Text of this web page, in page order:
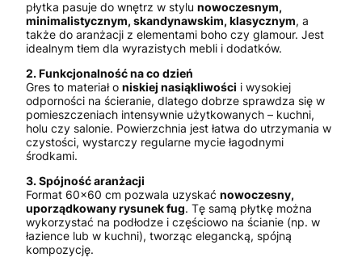
płytka pasuje do wnętrz w stylu nowoczesnym,
minimalistycznym, skandynawskim, klasycznym, a
także do aranżacji z elementami boho czy glamour. Jest
idealnym tłem dla wyrazistych mebli i dodatków.
2. Funkcjonalność na co dzień
Gres to materiał o niskiej nasiąkliwości i wysokiej
odporności na ścieranie, dlatego dobrze sprawdza się w
pomieszczeniach intensywnie użytkowanych – kuchni,
holu czy salonie. Powierzchnia jest łatwa do utrzymania w
czystości, wystarczy regularne mycie łagodnymi
środkami.
3. Spójność aranżacji
Format 60x60 cm pozwala uzyskać nowoczesny,
uporządkowany rysunek fug. Tę samą płytkę można
wykorzystać na podłodze i częściowo na ścianie (np. w
łazience lub w kuchni), tworząc elegancką, spójną
kompozycję.